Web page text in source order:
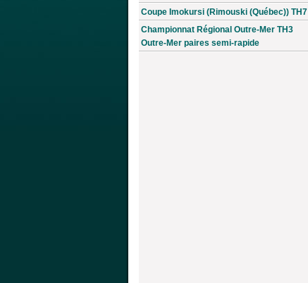
Coupe Imokursi (Rimouski (Québec)) TH7
Championnat Régional Outre-Mer TH3
Outre-Mer paires semi-rapide